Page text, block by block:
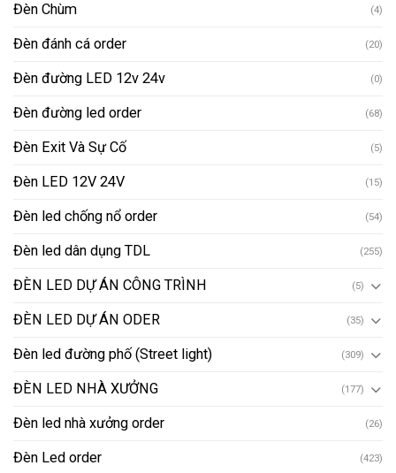
Đèn Chùm (4)
Đèn đánh cá order (20)
Đèn đường LED 12v 24v (0)
Đèn đường led order (68)
Đèn Exit Và Sự Cố (5)
Đèn LED 12V 24V (15)
Đèn led chống nổ order (54)
Đèn led dân dụng TDL (255)
ĐÈN LED DỰ ÁN CÔNG TRÌNH (5)
ĐÈN LED DỰ ÁN ODER (35)
Đèn led đường phố (Street light) (309)
ĐÈN LED NHÀ XƯỞNG (177)
Đèn led nhà xưởng order (26)
Đèn Led order (423)